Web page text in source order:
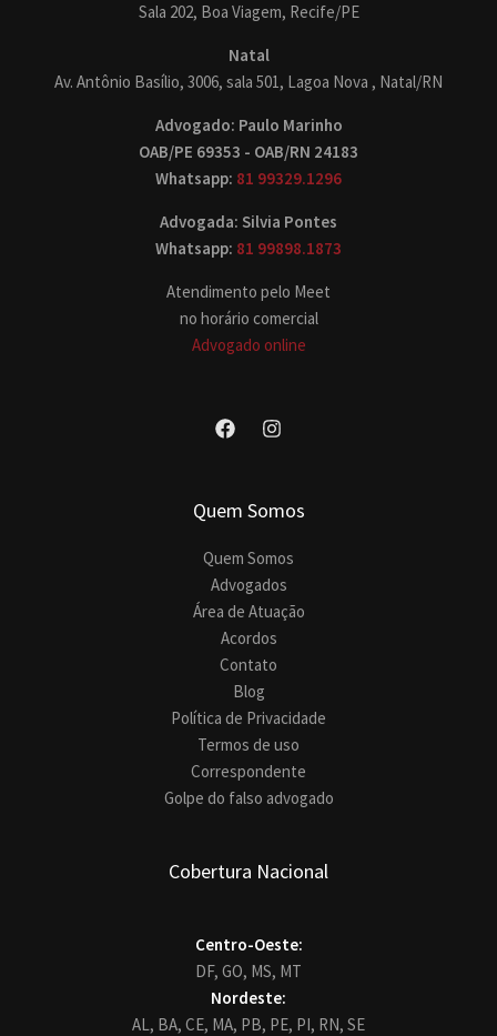
Sala 202, Boa Viagem, Recife/PE
Natal
Av. Antônio Basílio, 3006, sala 501, Lagoa Nova , Natal/RN
Advogado: Paulo Marinho
OAB/PE 69353 - OAB/RN 24183
Whatsapp: 81 99329.1296
Advogada: Silvia Pontes
Whatsapp: 81 99898.1873
Atendimento pelo Meet
no horário comercial
Advogado online
Quem Somos
Quem Somos
Advogados
Área de Atuação
Acordos
Contato
Blog
Política de Privacidade
Termos de uso
Correspondente
Golpe do falso advogado
Cobertura Nacional
Centro-Oeste:
DF, GO, MS, MT
Nordeste:
AL, BA, CE, MA, PB, PE, PI, RN, SE